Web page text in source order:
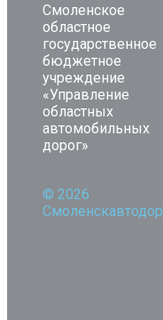
Смоленское
областное
государственное
бюджетное
учреждение
«Управление
областных
автомобильных
дорог»
© 2026
Смоленскавтодор